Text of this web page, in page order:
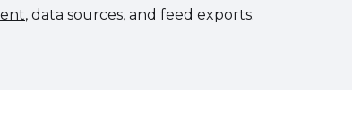
, data sources, and feed exports.